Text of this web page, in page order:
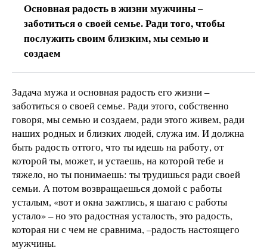
Основная радость в жизни мужчины –
заботиться о своей семье. Ради того, чтобы
послужить своим близким, мы семью и
создаем
Задача мужа и основная радость его жизни –
заботиться о своей семье. Ради этого, собственно
говоря, мы семью и создаем, ради этого живем, ради
наших родных и близких людей, служа им. И должна
быть радость оттого, что ты идешь на работу, от
которой ты, может, и устаешь, на которой тебе и
тяжело, но ты понимаешь: ты трудишься ради своей
семьи. А потом возвращаешься домой с работы
усталым, «вот и окна зажглись, я шагаю с работы
устало» – но это радостная усталость, это радость,
которая ни с чем не сравнима, –радость настоящего
мужчины.